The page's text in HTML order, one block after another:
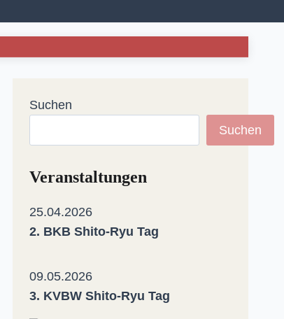
Suchen
Suchen
Veranstaltungen
25.04.2026
2. BKB Shito-Ryu Tag
09.05.2026
3. KVBW Shito-Ryu Tag